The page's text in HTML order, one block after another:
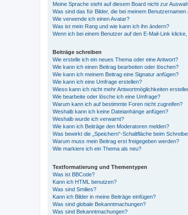
Meine Sprache steht auf diesem Board nicht zur
Was sind das für Bilder, die bei meinem
Wie verwende ich einen Avatar?
Was ist mein Rang und wie kann ich ihn ändern?
Wenn ich bei einem Benutzer auf den E-Mail-Link
Beiträge schreiben
Wie erstelle ich ein neues Thema oder eine Antwort?
Wie kann ich einen Beitrag bearbeiten oder löschen?
Wie kann ich meinem Beitrag eine Signatur anfügen?
Wie kann ich eine Umfrage erstellen?
Wieso kann ich nicht mehr Antwortmöglichkeiten
Wie bearbeite oder lösche ich eine Umfrage?
Warum kann ich auf bestimmte Foren nicht zugreifen?
Weshalb kann ich keine Dateianhänge anfügen?
Weshalb wurde ich verwarnt?
Wie kann ich Beiträge den Moderatoren melden?
Was bewirkt die „Speichern“-Schaltfläche beim
Warum muss mein Beitrag erst freigegeben werden?
Wie markiere ich ein Thema als neu?
Textformatierung und Thementypen
Was ist BBCode?
Kann ich HTML benutzen?
Was sind Smilies?
Kann ich Bilder in meine Beiträge einfügen?
Was sind globale Bekanntmachungen?
Was sind Bekanntmachungen?